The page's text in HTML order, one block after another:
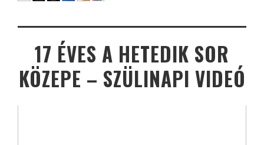
17 ÉVES A HETEDIK SOR
KÖZEPE – SZÜLINAPI VIDEÓ